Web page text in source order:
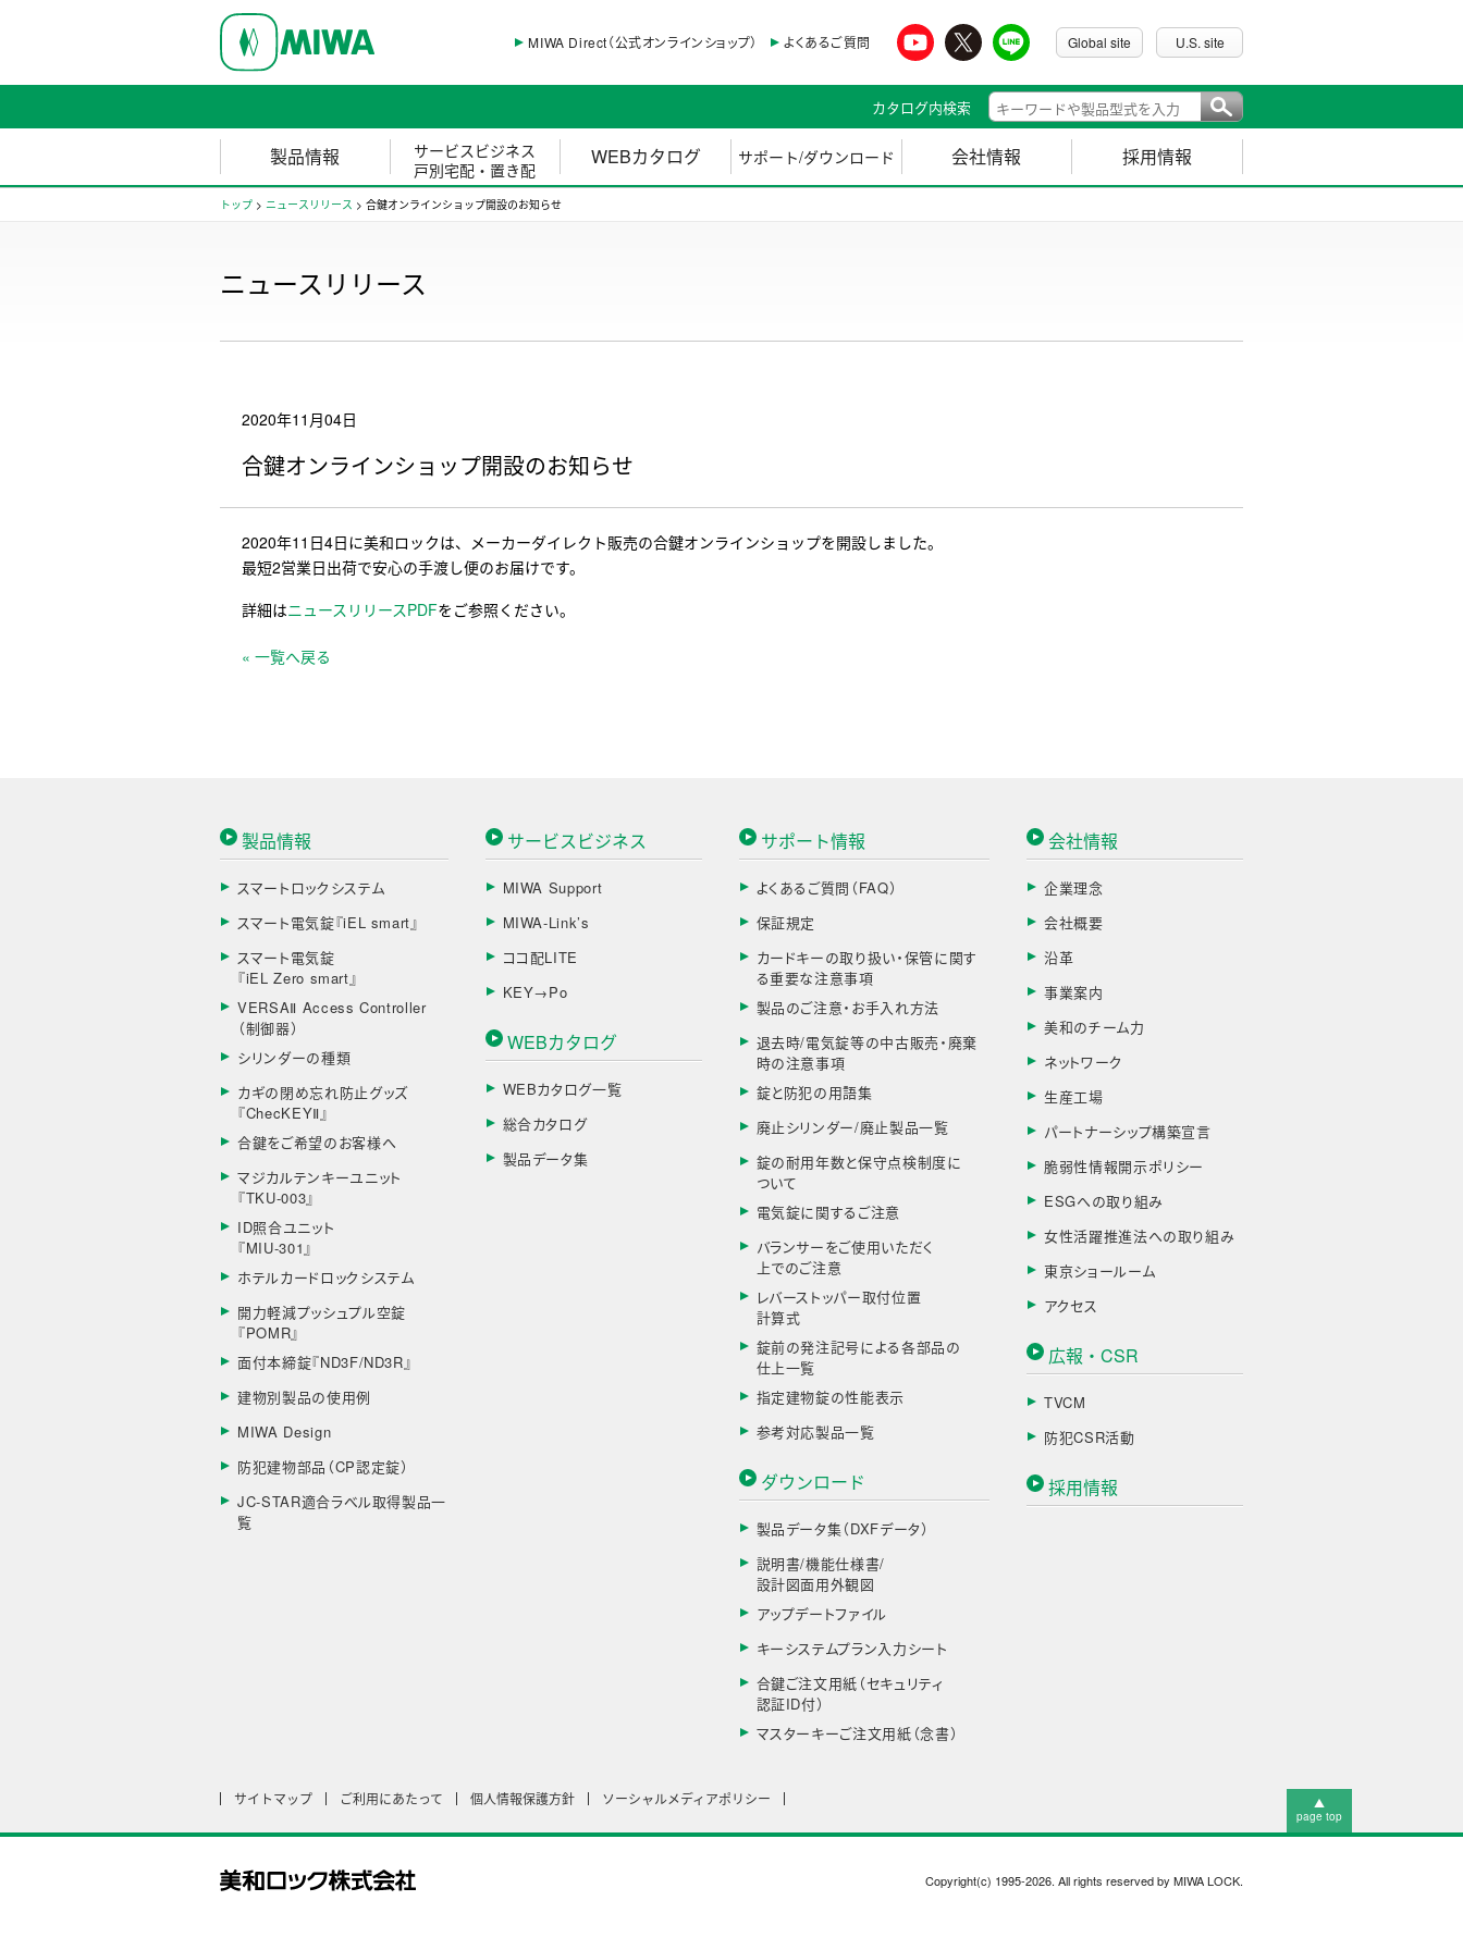
MIWA Direct（公式オンラインショップ） よくあるご質問 Global site U.S. site
カタログ内検索
製品情報
サービスビジネス
戸別宅配・置き配
WEBカタログ サポート/ダウンロード 会社情報 採用情報
トップ > ニュースリリース > 合鍵オンラインショップ開設のお知らせ
ニュースリリース
2020年11月04日
合鍵オンラインショップ開設のお知らせ
2020年11日4日に美和ロックは、メーカーダイレクト販売の合鍵オンラインショップを開設しました。
最短2営業日出荷で安心の手渡し便のお届けです。
詳細はニュースリリースPDFをご参照ください。
« 一覧へ戻る
製品情報
スマートロックシステム
スマート電気錠『iEL smart』
スマート電気錠
『iEL Zero smart』
VERSAⅡ Access Controller
（制御器）
シリンダーの種類
カギの閉め忘れ防止グッズ
『ChecKEYⅡ』
合鍵をご希望のお客様へ
マジカルテンキーユニット
『TKU-003』
ID照合ユニット
『MIU-301』
ホテルカードロックシステム
開力軽減プッシュプル空錠
『POMR』
面付本締錠『ND3F/ND3R』
建物別製品の使用例
MIWA Design
防犯建物部品（CP認定錠）
JC-STAR適合ラベル取得製品一
覧
サービスビジネス
MIWA Support
MIWA-Link’s
ココ配LITE
KEY→Po
WEBカタログ
WEBカタログ一覧
総合カタログ
製品データ集
サポート情報
よくあるご質問（FAQ）
保証規定
カードキーの取り扱い・保管に関す
る重要な注意事項
製品のご注意・お手入れ方法
退去時/電気錠等の中古販売・廃棄
時の注意事項
錠と防犯の用語集
廃止シリンダー/廃止製品一覧
錠の耐用年数と保守点検制度に
ついて
電気錠に関するご注意
バランサーをご使用いただく
上でのご注意
レバーストッパー取付位置
計算式
錠前の発注記号による各部品の
仕上一覧
指定建物錠の性能表示
参考対応製品一覧
ダウンロード
製品データ集（DXFデータ）
説明書/機能仕様書/
設計図面用外観図
アップデートファイル
キーシステムプラン入力シート
合鍵ご注文用紙（セキュリティ
認証ID付）
マスターキーご注文用紙（念書）
会社情報
企業理念
会社概要
沿革
事業案内
美和のチーム力
ネットワーク
生産工場
パートナーシップ構築宣言
脆弱性情報開示ポリシー
ESGへの取り組み
女性活躍推進法への取り組み
東京ショールーム
アクセス
広報・CSR
TVCM
防犯CSR活動
採用情報
サイトマップ ご利用にあたって 個人情報保護方針 ソーシャルメディアポリシー
▲
page top
Copyright(c) 1995-2026. All rights reserved by MIWA LOCK.